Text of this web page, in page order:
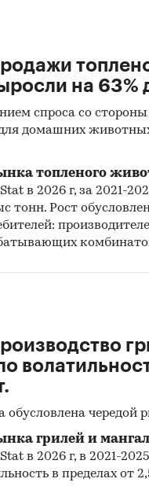
на 63%
спроса со
домашних
топленого
в 2026 г, за 2021-
тонн. Рост
чередой
грилей и
в 2026 г, в 2021-
в пределах от